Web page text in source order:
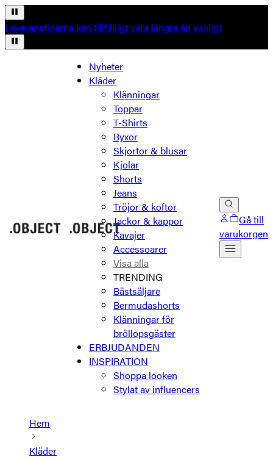
Leveranstiderna kan tillfälligt vara längre än vanligt
Nyheter
Kläder
Klänningar
Toppar
T-Shirts
Byxor
Skjortor & blusar
Kjolar
Shorts
Jeans
Tröjor & koftor
Jackor & kappor
Kavajer
Accessoarer
Visa alla
TRENDING
Bästsäljare
Bermudashorts
Klänningar för
bröllopsgäster
ERBJUDANDEN
INSPIRATION
Shoppa looken
Stylat av influencers
Gå till
varukorgen
Hem
Kläder